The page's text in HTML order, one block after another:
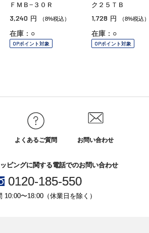
ＦＭＢ−３０Ｒ
3,240 円 （8%税込）
在庫：○
OPポイント対象
ク２５ＴＢ
1,728 円 （8%税込）
在庫：○
OPポイント対象
よくあるご質問 お問い合わせ
ピングに関する電話でのお問い合わせ
0120-185-550
10:00〜18:00（休業日を除く）